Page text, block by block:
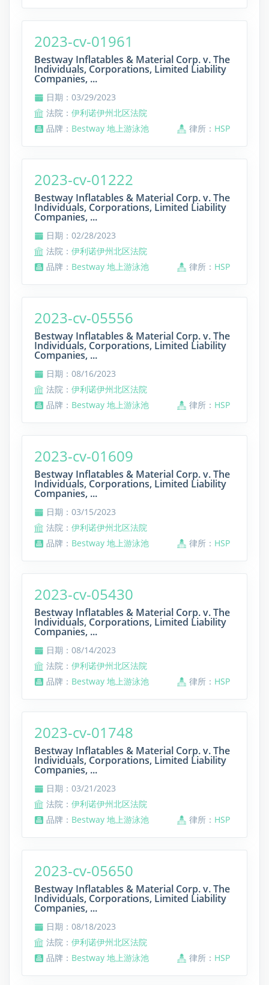
2023-cv-01961
Bestway Inflatables & Material Corp. v. The
Individuals, Corporations, Limited Liability
Companies, ...
日期：03/29/2023
法院： 伊利诺伊州北区法院
品牌： Bestway 地上游泳池 律所： HSP
2023-cv-01222
Bestway Inflatables & Material Corp. v. The
Individuals, Corporations, Limited Liability
Companies, ...
日期：02/28/2023
法院： 伊利诺伊州北区法院
品牌： Bestway 地上游泳池 律所： HSP
2023-cv-05556
Bestway Inflatables & Material Corp. v. The
Individuals, Corporations, Limited Liability
Companies, ...
日期：08/16/2023
法院： 伊利诺伊州北区法院
品牌： Bestway 地上游泳池 律所： HSP
2023-cv-01609
Bestway Inflatables & Material Corp. v. The
Individuals, Corporations, Limited Liability
Companies, ...
日期：03/15/2023
法院： 伊利诺伊州北区法院
品牌： Bestway 地上游泳池 律所： HSP
2023-cv-05430
Bestway Inflatables & Material Corp. v. The
Individuals, Corporations, Limited Liability
Companies, ...
日期：08/14/2023
法院： 伊利诺伊州北区法院
品牌： Bestway 地上游泳池 律所： HSP
2023-cv-01748
Bestway Inflatables & Material Corp. v. The
Individuals, Corporations, Limited Liability
Companies, ...
日期：03/21/2023
法院： 伊利诺伊州北区法院
品牌： Bestway 地上游泳池 律所： HSP
2023-cv-05650
Bestway Inflatables & Material Corp. v. The
Individuals, Corporations, Limited Liability
Companies, ...
日期：08/18/2023
法院： 伊利诺伊州北区法院
品牌： Bestway 地上游泳池 律所： HSP